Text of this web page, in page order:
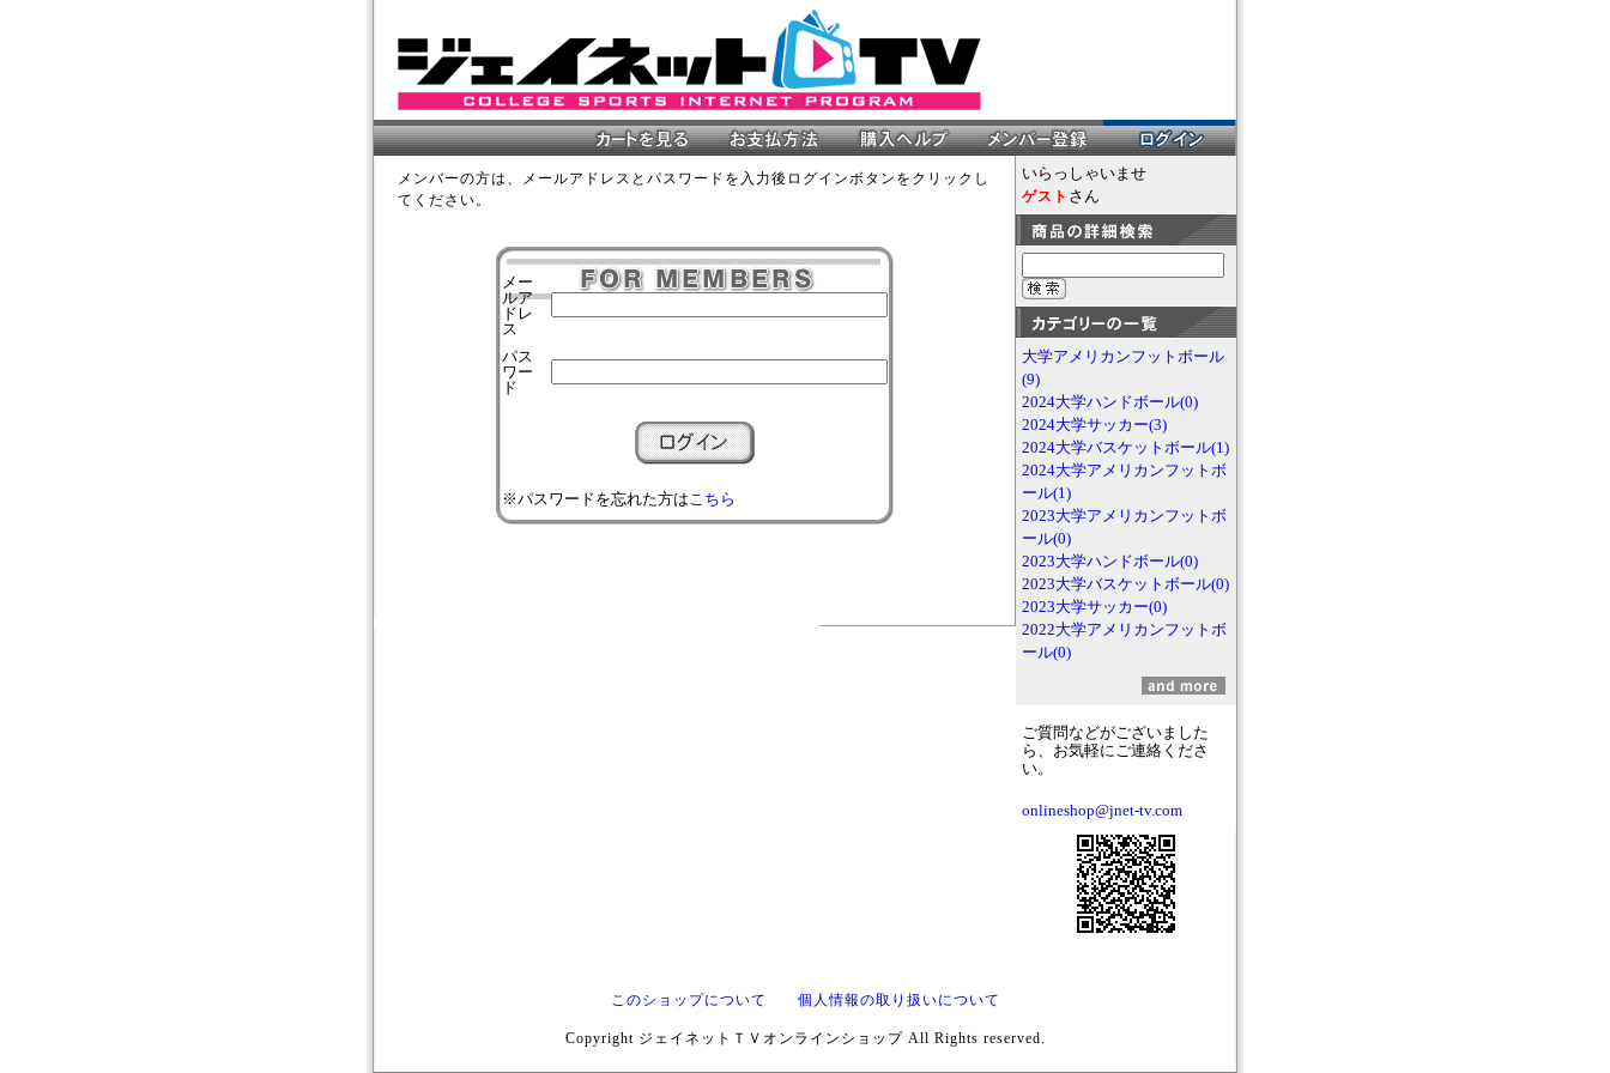
メンバーの方は、メールアドレスとパスワードを入力後ログインボタンをクリックし
てください。
メー
ルア
ドレ
ス
パス
ワー
ド
※パスワードを忘れた方はこちら
いらっしゃいませ
ゲスト さん
大学アメリカンフットボール
(9)
2024大学ハンドボール(0)
2024大学サッカー(3)
2024大学バスケットボール(1)
2024大学アメリカンフットボ
ール(1)
2023大学アメリカンフットボ
ール(0)
2023大学ハンドボール(0)
2023大学バスケットボール(0)
2023大学サッカー(0)
2022大学アメリカンフットボ
ール(0)
ご質問などがございました
ら、お気軽にご連絡くださ
い。
onlineshop@jnet-tv.com
このショップについて 個人情報の取り扱いについて
Copyright ジェイネットＴＶオンラインショップ All Rights reserved.